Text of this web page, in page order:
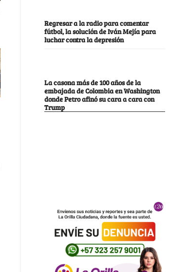
Regresar a la radio para comentar
fútbol, la solución de Iván Mejía para
luchar contra la depresión
La casona más de 100 años de la
embajada de Colombia en Washington
donde Petro afinó su cara a cara con
Trump